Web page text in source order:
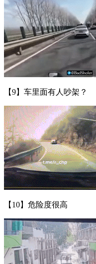
【9】车里面有人吵架？
【10】危险度很高